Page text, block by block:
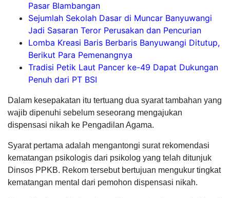
Pasar Blambangan
Sejumlah Sekolah Dasar di Muncar Banyuwangi
Jadi Sasaran Teror Perusakan dan Pencurian
Lomba Kreasi Baris Berbaris Banyuwangi Ditutup,
Berikut Para Pemenangnya
Tradisi Petik Laut Pancer ke-49 Dapat Dukungan
Penuh dari PT BSI
Dalam kesepakatan itu tertuang dua syarat tambahan yang
wajib dipenuhi sebelum seseorang mengajukan
dispensasi nikah ke Pengadilan Agama.
Syarat pertama adalah mengantongi surat rekomendasi
kematangan psikologis dari psikolog yang telah ditunjuk
Dinsos PPKB. Rekom tersebut bertujuan mengukur tingkat
kematangan mental dari pemohon dispensasi nikah.